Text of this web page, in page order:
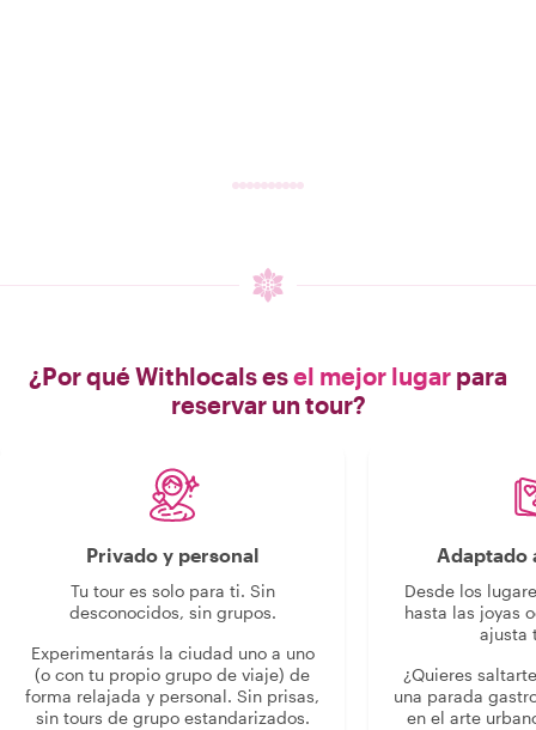
¿Por qué Withlocals esel mejor lugar para
reservar un tour?
Privado y personal
Tu tour es solo para ti. Sin
desconocidos, sin grupos.
Experimentarás la ciudad uno a uno
(o con tu propio grupo de viaje) de
forma relajada y personal. Sin prisas,
sin tours de grupo estandarizados.
Adaptado
Desde los
hasta las joyas
ajusta
¿Quieres
una parada
en el arte